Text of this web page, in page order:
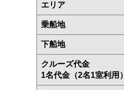
エリア
乗船地
下船地
クルーズ代金
1名代金（2名1室利用）